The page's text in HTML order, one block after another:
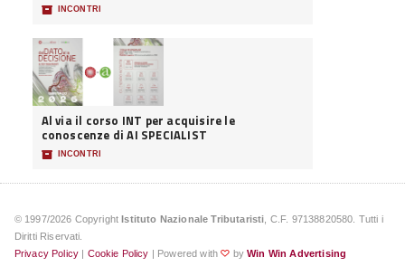
📦 INCONTRI
Al via il corso INT per acquisire le
conoscenze di AI SPECIALIST
📦 INCONTRI
© 1997/2026 Copyright Istituto Nazionale Tributaristi , C.F. 97138820580. Tutti i
Diritti Riservati.
Privacy Policy
Cookie Policy | Powered with♡ byWin Win Advertising